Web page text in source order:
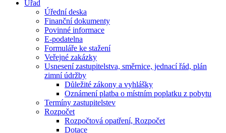
Úřad
Úřední deska
Finanční dokumenty
Povinné informace
E-podatelna
Formuláře ke stažení
Veřejné zakázky
Usnesení zastupitelstva, směrnice, jednací řád, plán
zimní údržby
Důležité zákony a vyhlášky
Oznámení platba o místním poplatku z pobytu
Termíny zastupitelstev
Rozpočet
Rozpočtová opatření, Rozpočet
Dotace